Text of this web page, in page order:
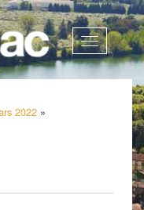
Afficher
la
2022 »